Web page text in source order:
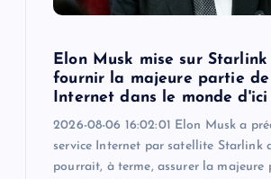
Elon Musk mise sur
fournir la majeure partie de
Internet dans le monde
2026-08-06 16:02:01 Elon Musk a
service Internet par satellite Starlink
pourrait, à terme, assurer la majeure